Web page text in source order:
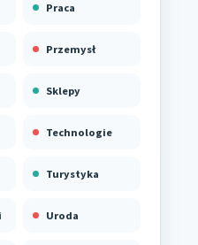
Praca
Przemysł
Sklepy
Technologie
Turystyka
Uroda